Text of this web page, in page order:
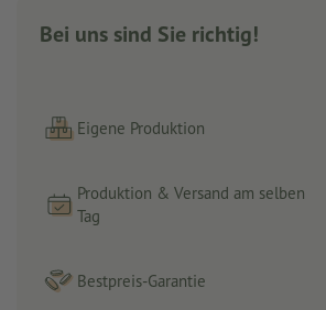
Bei uns sind Sie richtig!
Eigene Produktion
Produktion & Versand am selben
Tag
Bestpreis-Garantie